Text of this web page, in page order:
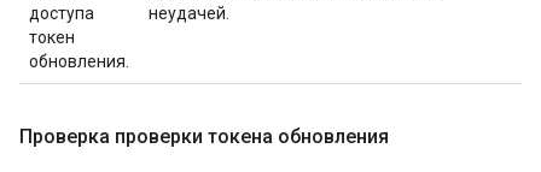
доступа
токен
обновления.
неудачей.
Проверка проверки токена обновления